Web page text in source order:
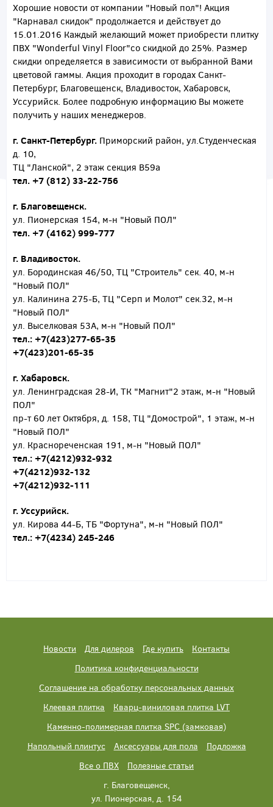
Хорошие новости от компании "Новый пол"! Акция
"Карнавал скидок" продолжается и действует до
15.01.2016 Каждый желающий может приобрести плитку
ПВХ "Wonderful Vinyl Floor"со скидкой до 25%. Размер
скидки определяется в зависимости от выбранной Вами
цветовой гаммы. Акция проходит в городах Санкт-
Петербург, Благовещенск, Владивосток, Хабаровск,
Уссурийск. Более подробную информацию Вы можете
получить у наших менеджеров.
г. Санкт-Петербург. Приморский район, ул.Студенческая
д. 10,
ТЦ "Ланской", 2 этаж секция В59а
тел. +7 (812) 33-22-756
г. Благовещенск.
ул. Пионерская 154, м-н "Новый ПОЛ"
тел. +7 (4162) 999-777
г. Владивосток.
ул. Бородинская 46/50, ТЦ "Строитель" сек. 40, м-н
"Новый ПОЛ"
ул. Калинина 275-Б, ТЦ "Серп и Молот" сек.32, м-н
"Новый ПОЛ"
ул. Выселковая 53А, м-н "Новый ПОЛ"
тел.: +7(423)277-65-35
+7(423)201-65-35
г. Хабаровск.
ул. Ленинградская 28-И, ТК "Магнит"2 этаж, м-н "Новый
ПОЛ"
пр-т 60 лет Октября, д. 158, ТЦ "Домострой", 1 этаж, м-н
"Новый ПОЛ"
ул. Краснореченская 191, м-н "Новый ПОЛ"
тел.: +7(4212)932-932
+7(4212)932-132
+7(4212)932-111
г. Уссурийск.
ул. Кирова 44-Б, ТБ "Фортуна", м-н "Новый ПОЛ"
тел.: +7(4234) 245-246
Новости Для дилеров Где купить
Контакты
Политика конфиденциальности
Соглашение на обработку персональных данных
Клеевая плитка
Кварц-виниловая плитка LVT
Каменно-полимерная плитка SPC (замковая)
Напольный плинтус
Аксессуары для пола
Подложка
Все о ПВХ
Полезные статьи
г. Благовещенск,
ул. Пионерская, д. 154